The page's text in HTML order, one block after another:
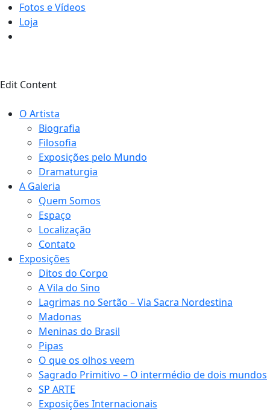
Fotos e Vídeos
Loja
Edit Content
O Artista
Biografia
Filosofia
Exposições pelo Mundo
Dramaturgia
A Galeria
Quem Somos
Espaço
Localização
Contato
Exposições
Ditos do Corpo
A Vila do Sino
Lagrimas no Sertão – Via Sacra Nordestina
Madonas
Meninas do Brasil
Pipas
O que os olhos veem
Sagrado Primitivo – O intermédio de dois mundos
SP ARTE
Exposições Internacionais